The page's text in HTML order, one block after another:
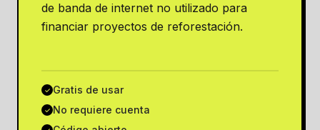
de banda de internet no utilizado para
financiar proyectos de reforestación.
✓ Gratis de usar
✓ No requiere cuenta